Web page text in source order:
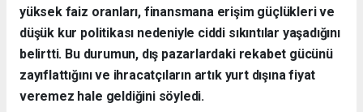
yüksek faiz oranları, finansmana erişim güçlükleri ve
düşük kur politikası nedeniyle ciddi sıkıntılar yaşadığını
belirtti. Bu durumun, dış pazarlardaki rekabet gücünü
zayıflattığını ve ihracatçıların artık yurt dışına fiyat
veremez hale geldiğini söyledi.